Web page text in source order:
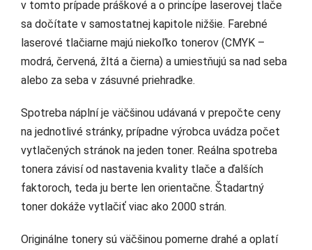
v tomto prípade práškové a o princípe laserovej tlače
sa dočítate v samostatnej kapitole nižšie. Farebné
laserové tlačiarne majú niekoľko tonerov (CMYK –
modrá, červená, žltá a čierna) a umiestňujú sa nad seba
alebo za seba v zásuvné priehradke.
Spotreba náplní je väčšinou udávaná v prepočte ceny
na jednotlivé stránky, prípadne výrobca uvádza počet
vytlačených stránok na jeden toner. Reálna spotreba
tonera závisí od nastavenia kvality tlače a ďalších
faktoroch, teda ju berte len orientačne. Štadartný
toner dokáže vytlačiť viac ako 2000 strán.
Originálne tonery sú väčšinou pomerne drahé a oplatí